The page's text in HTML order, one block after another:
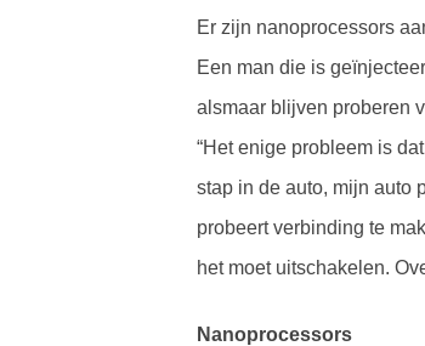
Er zijn nanoprocessors
Een man die is
alsmaar blijven proberen
“Het enige probleem is
stap in de auto, mijn auto
probeert verbinding te
het moet uitschakelen.
Nanoprocessors